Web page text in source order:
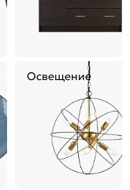
Освещение